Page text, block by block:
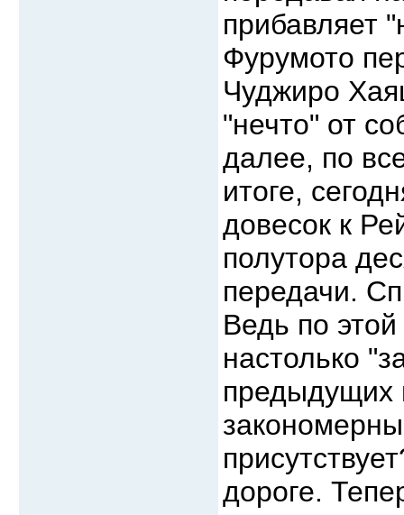
прибавляет
Фурумото
Чуджиро
"нечто" от
далее, по
итоге,
довесок к
полутора
передачи.
Ведь по
настолько
предыдущих
дороге.